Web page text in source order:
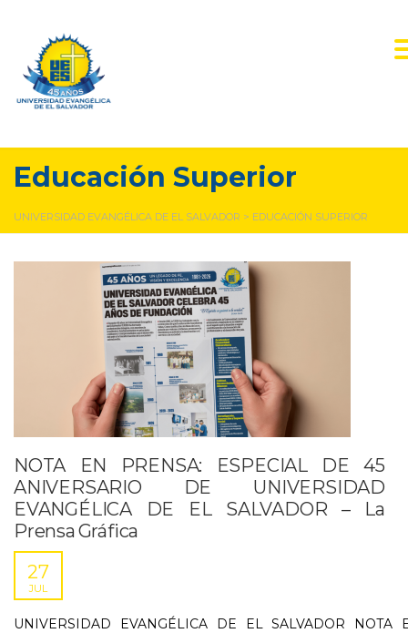
Educación Superior
UNIVERSIDAD EVANGÉLICA DE EL SALVADOR > EDUCACIÓN SUPERIOR
NOTA EN PRENSA: ESPECIAL DE 45
ANIVERSARIO DE UNIVERSIDAD
EVANGÉLICA DE EL SALVADOR – La
Prensa Gráfica
27
JUL
UNIVERSIDAD EVANGÉLICA DE EL SALVADOR NOTA